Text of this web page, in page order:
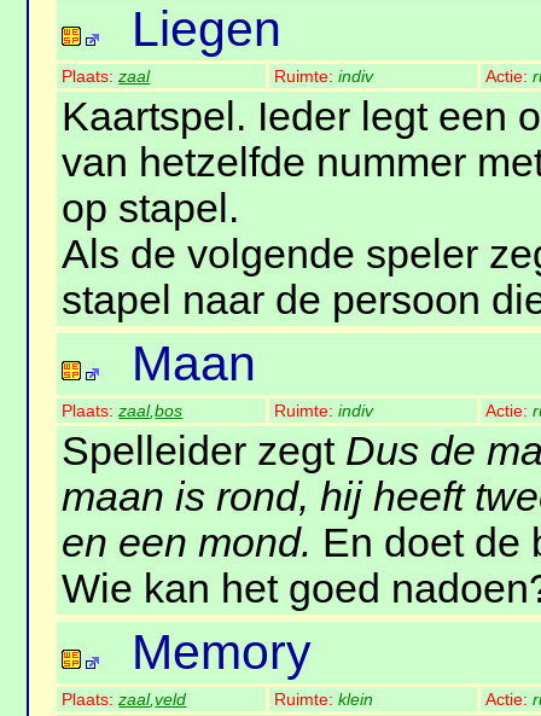
Liegen
Plaats:zaal Ruimte:indiv Actie:
Kaartspel. Ieder legt een
van hetzelfde nummer
op stapel.
Als de volgende speler
stapel naar de persoon
Maan
Plaats:zaal,bos Ruimte:indiv Actie:
Spelleider zegt Dus de
maan is rond, hij heeft
en een mond. En doet de
Wie kan het goed
Memory
Plaats:zaal,veld Ruimte:klein Actie: